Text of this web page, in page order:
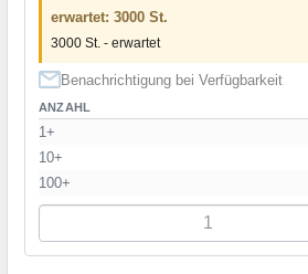
erwartet: 3000 St.
3000 St. - erwartet
Benachrichtigung bei Verfügbarkeit
ANZAHL
1+
10+
100+